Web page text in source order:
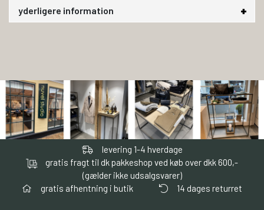
yderligere information
levering 1-4 hverdage
gratis fragt til dk pakkeshop ved køb over dkk 600,-
(gælder ikke udsalgsvarer)
gratis afhentning i butik
14 dages returret